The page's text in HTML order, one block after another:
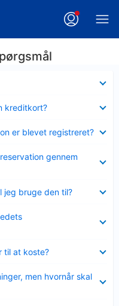
kreditkort?
er blevet registreret?
gennem
jeg bruge den til?
til at koste?
men hvornår skal